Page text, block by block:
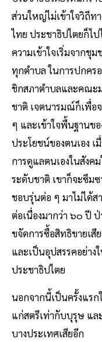
ส่วนใหญ่ไม่เข้าใจวิถีท
ไทย ประชาธิปไตยก็ไ
ความเข้าใจเริ่มจากชุ
ทุกตําบล ในการปกคร
ชิกสภาตําบลและคณะ
ชาติ เจตนารมณ์ก็เพื่อ
ๆ และเข้าใจพื้นฐานข
ประโยชน์ของตนเอง
การดูแลตนเองในสังค
ระดับชาติ เขาก็จะซึม
ชอบรุ่นต่อ ๆ มาไม่ได้
ต่อเนื่องมากว่า ๖๐ ปี ป่
ขจัดการซื้อสิทธิขายเ
และเป็นอุปสรรคอย่าง
ประชาธิปไตย
นอกจากนี้เป็นครั้งแร
แก่สตรีเท่ากับบุรุษ แ
บางประเทศเสียอีก